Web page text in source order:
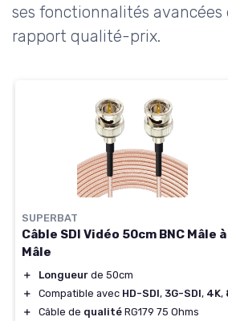
ses fonctionnalités
rapport qualité-prix.
SUPERBAT
Câble SDI Vidéo 50cm BNC Mâle à
Mâle
＋ Longueur de 50cm
＋
Compatible avec HD-SDI, 3G-SDI, 4K,
＋
Câble de qualité RG179 75 Ohms